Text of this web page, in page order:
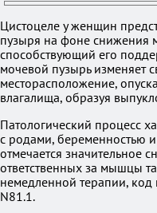
Цистоцеле у женщин
пузыря на фоне снижения
способствующий его
мочевой пузырь изменяет
месторасположение,
влагалища, образуя
Патологический процесс
с родами, беременностью
отмечается значительное
ответственных за мышцы
немедленной терапии,
N81.1.